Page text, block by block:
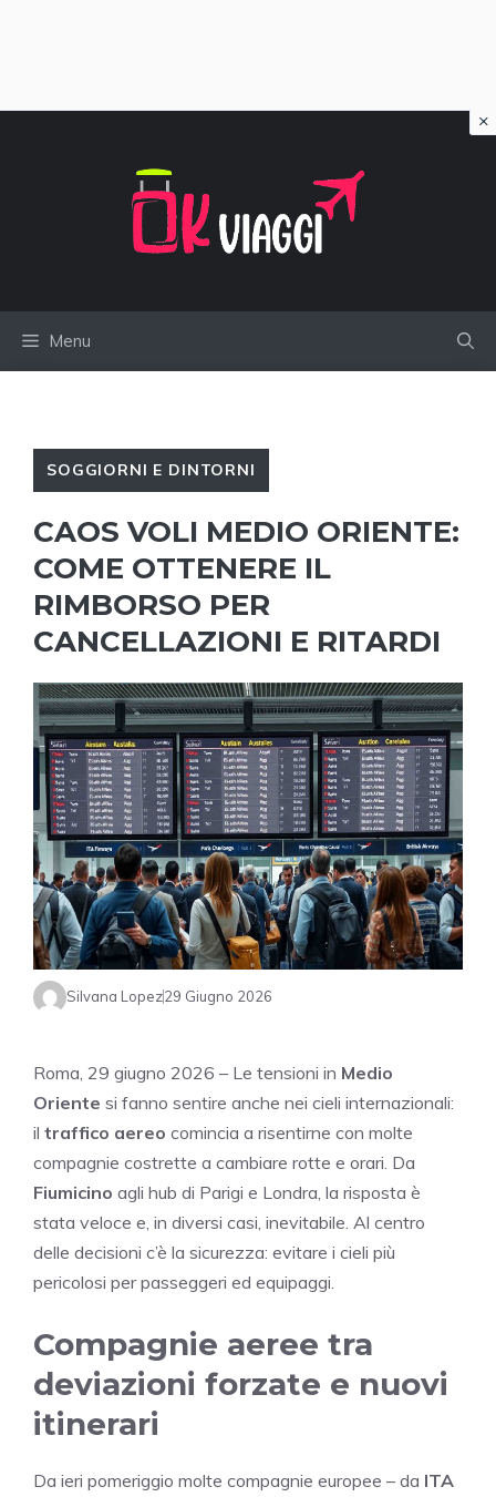
Menu
SOGGIORNI E DINTORNI
CAOS VOLI MEDIO ORIENTE:
COME OTTENERE IL
RIMBORSO PER
CANCELLAZIONI E RITARDI
Silvana Lopez29 Giugno 2026
Roma, 29 giugno 2026 – Le tensioni in Medio
Oriente si fanno sentire anche nei cieli internazionali:
il traffico aereo comincia a risentirne con molte
compagnie costrette a cambiare rotte e orari. Da
Fiumicino agli hub di Parigi e Londra, la risposta è
stata veloce e, in diversi casi, inevitabile. Al centro
delle decisioni c’è la sicurezza: evitare i cieli più
pericolosi per passeggeri ed equipaggi.
Compagnie aeree tra
deviazioni forzate e nuovi
itinerari
Da ieri pomeriggio molte compagnie europee – da ITA
×